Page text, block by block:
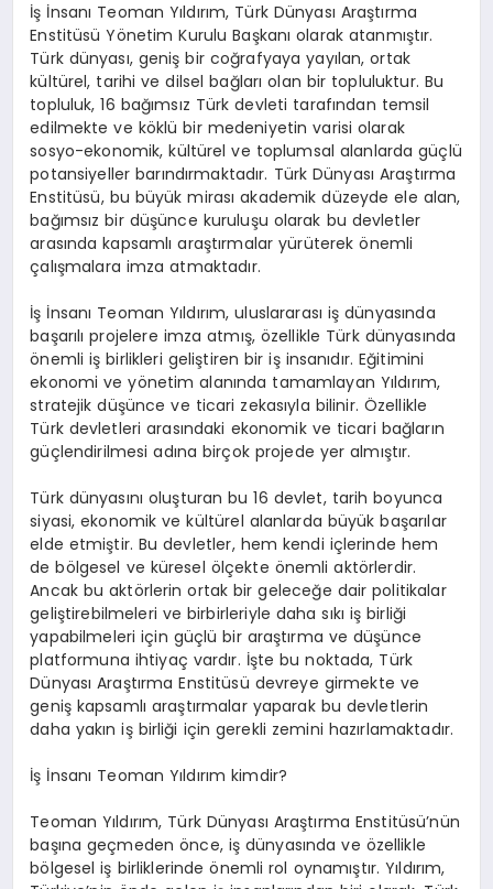
İş İnsanı Teoman Yıldırım, Türk Dünyası Araştırma
Enstitüsü Yönetim Kurulu Başkanı olarak atanmıştır.
Türk dünyası, geniş bir coğrafyaya yayılan, ortak
kültürel, tarihi ve dilsel bağları olan bir topluluktur. Bu
topluluk, 16 bağımsız Türk devleti tarafından temsil
edilmekte ve köklü bir medeniyetin varisi olarak
sosyo-ekonomik, kültürel ve toplumsal alanlarda güçlü
potansiyeller barındırmaktadır. Türk Dünyası Araştırma
Enstitüsü, bu büyük mirası akademik düzeyde ele alan,
bağımsız bir düşünce kuruluşu olarak bu devletler
arasında kapsamlı araştırmalar yürüterek önemli
çalışmalara imza atmaktadır.
İş İnsanı Teoman Yıldırım, uluslararası iş dünyasında
başarılı projelere imza atmış, özellikle Türk dünyasında
önemli iş birlikleri geliştiren bir iş insanıdır. Eğitimini
ekonomi ve yönetim alanında tamamlayan Yıldırım,
stratejik düşünce ve ticari zekasıyla bilinir. Özellikle
Türk devletleri arasındaki ekonomik ve ticari bağların
güçlendirilmesi adına birçok projede yer almıştır.
Türk dünyasını oluşturan bu 16 devlet, tarih boyunca
siyasi, ekonomik ve kültürel alanlarda büyük başarılar
elde etmiştir. Bu devletler, hem kendi içlerinde hem
de bölgesel ve küresel ölçekte önemli aktörlerdir.
Ancak bu aktörlerin ortak bir geleceğe dair politikalar
geliştirebilmeleri ve birbirleriyle daha sıkı iş birliği
yapabilmeleri için güçlü bir araştırma ve düşünce
platformuna ihtiyaç vardır. İşte bu noktada, Türk
Dünyası Araştırma Enstitüsü devreye girmekte ve
geniş kapsamlı araştırmalar yaparak bu devletlerin
daha yakın iş birliği için gerekli zemini hazırlamaktadır.
İş İnsanı Teoman Yıldırım kimdir?
Teoman Yıldırım, Türk Dünyası Araştırma Enstitüsü’nün
başına geçmeden önce, iş dünyasında ve özellikle
bölgesel iş birliklerinde önemli rol oynamıştır. Yıldırım,